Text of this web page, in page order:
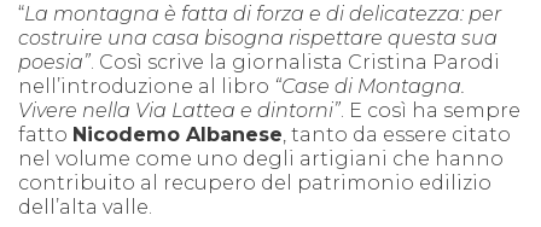
“La montagna è fatta di forza e di delicatezza: per
costruire una casa bisogna rispettare questa sua
poesia” . Così scrive la giornalista Cristina Parodi
nell’introduzione al libro “Case di Montagna.
Vivere nella Via Lattea e dintorni” . E così ha sempre
fatto Nicodemo Albanese , tanto da essere citato
nel volume come uno degli artigiani che hanno
contribuito al recupero del patrimonio edilizio
dell’alta valle.